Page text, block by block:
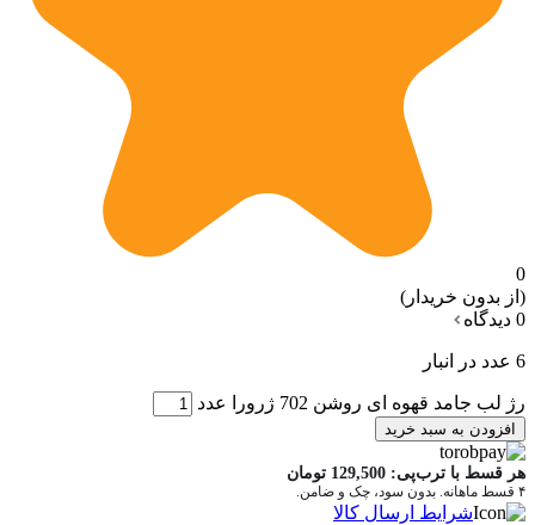
0
(از بدون خریدار)
0 دیدگاه
6 عدد در انبار
رژ لب جامد قهوه ای روشن 702 ژرورا عدد
افزودن به سبد خرید
هر قسط با ترب‌پی: 129,500 تومان
۴ قسط ماهانه. بدون سود، چک و ضامن.
شرایط ارسال کالا